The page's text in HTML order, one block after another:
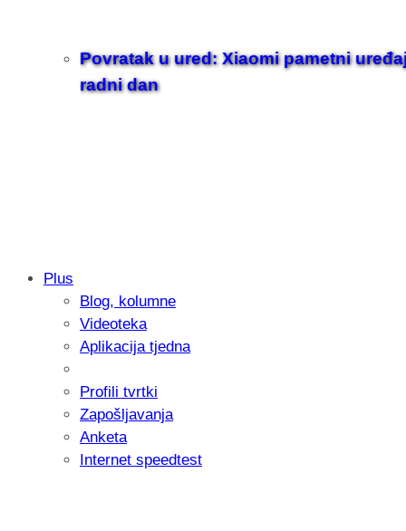
Povratak u ured: Xiaomi pametni
radni dan
Samsung otkrio kako je nastajala
donijelo tanje i izdržljivije preklopne
Plus
Blog, kolumne
Videoteka
Aplikacija tjedna
Profili tvrtki
Zapošljavanja
Anketa
Internet speedtest